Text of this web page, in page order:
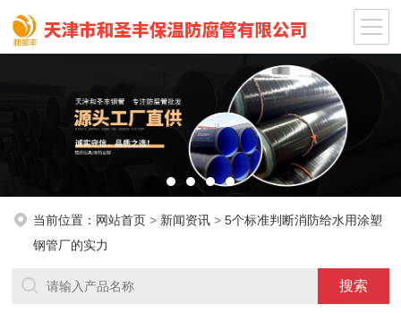
当前位置： 网站首页 > 新闻资讯 > 5个标准判断消防给水用涂塑
钢管厂的实力